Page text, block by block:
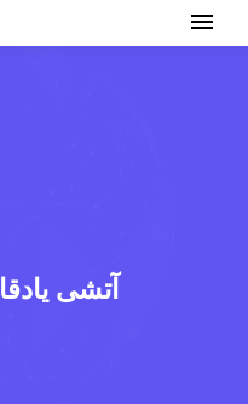
Âteşbîyâd - آتشی یادقا